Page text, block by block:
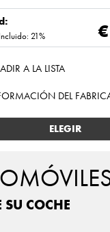
21%
A LA LISTA
DEL
ELEGIR
COCHE